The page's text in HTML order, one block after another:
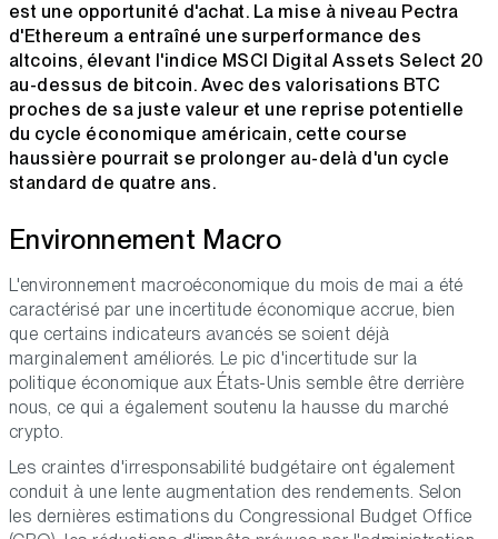
est une opportunité d'achat. La mise à niveau Pectra
d'Ethereum a entraîné une surperformance des
altcoins, élevant l'indice MSCI Digital Assets Select 20
au-dessus de bitcoin. Avec des valorisations BTC
proches de sa juste valeur et une reprise potentielle
du cycle économique américain, cette course
haussière pourrait se prolonger au-delà d'un cycle
standard de quatre ans.
Environnement Macro
L'environnement macroéconomique du mois de mai a été
caractérisé par une incertitude économique accrue, bien
que certains indicateurs avancés se soient déjà
marginalement améliorés. Le pic d'incertitude sur la
politique économique aux États-Unis semble être derrière
nous, ce qui a également soutenu la hausse du marché
crypto.
Les craintes d'irresponsabilité budgétaire ont également
conduit à une lente augmentation des rendements. Selon
les dernières estimations du Congressional Budget Office